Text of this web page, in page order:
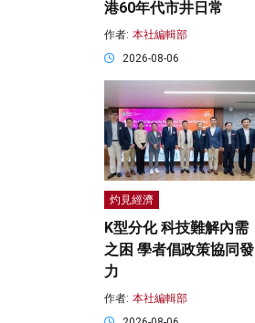
港60年代市井日常
作者: 本社編輯部
2026-08-06
灼見經濟
K型分化 科技難解內需
之困 學者倡政策協同發
力
作者: 本社編輯部